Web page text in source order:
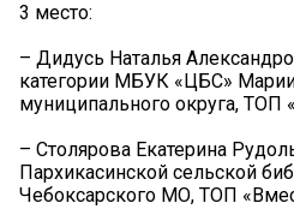
3 место:
– Дидусь Наталья
категории МБУК «ЦБС»
муниципального округа, ТОП
– Столярова Екатерина
Пархикасинской сельской
Чебоксарского МО, ТОП